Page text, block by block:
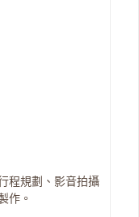
程規劃、影音拍攝
作。